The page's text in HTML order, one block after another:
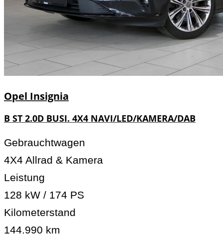
Opel Insignia
B ST 2.0D BUSI. 4X4 NAVI/LED/KAMERA/DAB
Gebrauchtwagen
4X4 Allrad & Kamera
Leistung
128 kW / 174 PS
Kilometerstand
144.990 km